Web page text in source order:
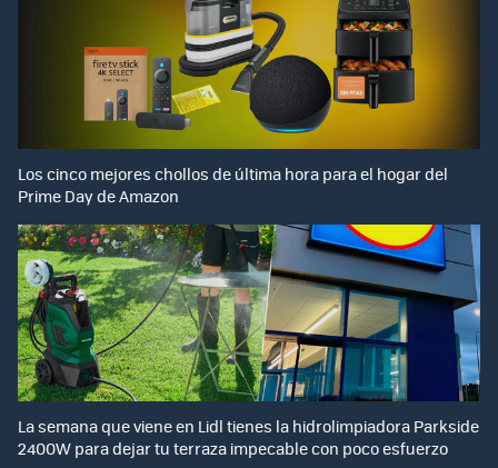
Los cinco mejores chollos de última hora para el hogar del
Prime Day de Amazon
La semana que viene en Lidl tienes la hidrolimpiadora Parkside
2400W para dejar tu terraza impecable con poco esfuerzo